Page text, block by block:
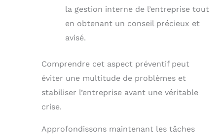
la gestion interne de l’entreprise tout
en obtenant un conseil précieux et
avisé.
Comprendre cet aspect préventif peut
éviter une multitude de problèmes et
stabiliser l’entreprise avant une véritable
crise.
Approfondissons maintenant les tâches